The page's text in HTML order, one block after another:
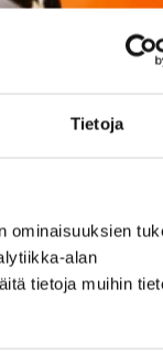
Tietoja
ominaisuuksien
alan
tietoja muihin